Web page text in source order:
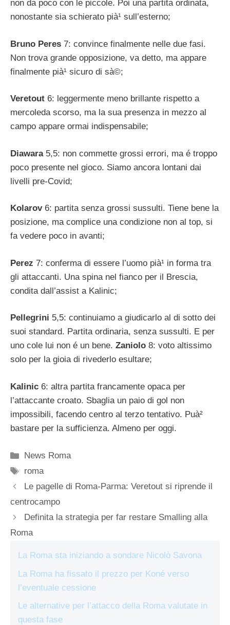
non da poco con le piccole. Poi una partita ordinata,
nonostante sia schierato pià¹ sull’esterno;
Bruno Peres 7: convince finalmente nelle due fasi.
Non trova grande opposizione, va detto, ma appare
finalmente pià¹ sicuro di sà©;
Veretout 6: leggermente meno brillante rispetto a
mercoleda scorso, ma la sua presenza in mezzo al
campo appare ormai indispensabile;
Diawara5,5: non commette grossi errori, ma é troppo
poco presente nel gioco. Siamo ancora lontani dai
livelli pre-Covid;
Kolarov6: partita senza grossi sussulti. Tiene bene la
posizione, ma complice una condizione non al top, si
fa vedere poco in avanti;
Perez 7: conferma di essere l’uomo pià¹ in forma tra
gli attaccanti. Una spina nel fianco per il Brescia,
condita dall’assist a Kalinic;
Pellegrini 5,5: continuiamo a giudicarlo al di sotto dei
suoi standard. Partita ordinaria, senza sussulti. E per
uno cole lui non é un bene. Zaniolo 8: voto altissimo
solo per la gioia di rivederlo esultare;
Kalinic 6: altra partita francamente opaca per
l’attaccante croato. Sbaglia un paio di gol non
impossibili, facendo centro al terzo tentativo. Puà²
bastare per la sufficienza. Almeno per oggi.
Categorie
News Roma
Tag
roma
Le pagelle di Roma-Parma: Veretout si riprende il
centrocampo
Definita la strategia per far restare Smalling alla
Roma
La Roma sta iniziando a sondare Nicolò Savona
La Roma ha fissato il prezzo per Koné verso
l’eventuale cessione
Le alternative per l’attacco della Roma valutate in
questa fase